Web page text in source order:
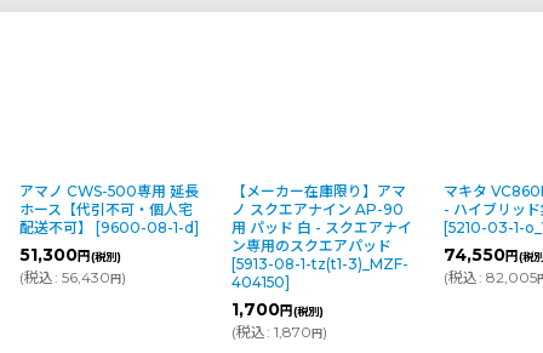
アマノ CWS-500専用 延長
ホース【代引不可・個人宅
配送不可】
[9600-08-1-d]
51,300円(税別)
(税込: 56,430円)
【メーカー在庫限り】アマ
ノ スクエアナイン AP-90
用 パッド 白 - スクエアナイ
ン専用のスクエアパッド
[5913-08-1-tz(t1-3)_MZF-
404150]
1,700円(税別)
(税込: 1,870円)
マキタ
- ハイブリッ
[5210-03-1-
74,550円(税
(税込: 82,005